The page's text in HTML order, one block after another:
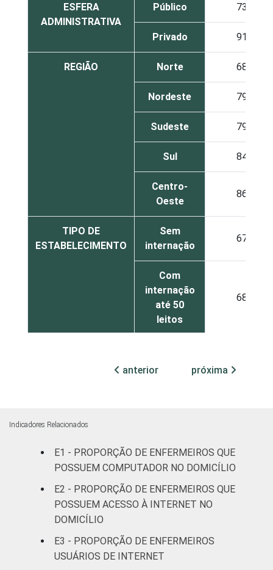
ESFERA
ADMINISTRATIVA
Público 73
Privado 91
REGIÃO Norte 68
Nordeste 79
Sudeste 79
Sul 84
Centro-
Oeste
86
TIPO DE
ESTABELECIMENTO
Sem
internação
67
Com
internação
até 50
leitos
68
internação,
mais de 50
FAIXA ETÁRIA Até 30 anos
31 a 40
41 anos ou
mais
anterior próxima
Indicadores Relacionados
E1 - PROPORÇÃO DE ENFERMEIROS QUE
POSSUEM COMPUTADOR NO DOMICÍLIO
E2 - PROPORÇÃO DE ENFERMEIROS QUE
POSSUEM ACESSO À INTERNET NO
DOMICÍLIO
E3 - PROPORÇÃO DE ENFERMEIROS
USUÁRIOS DE INTERNET